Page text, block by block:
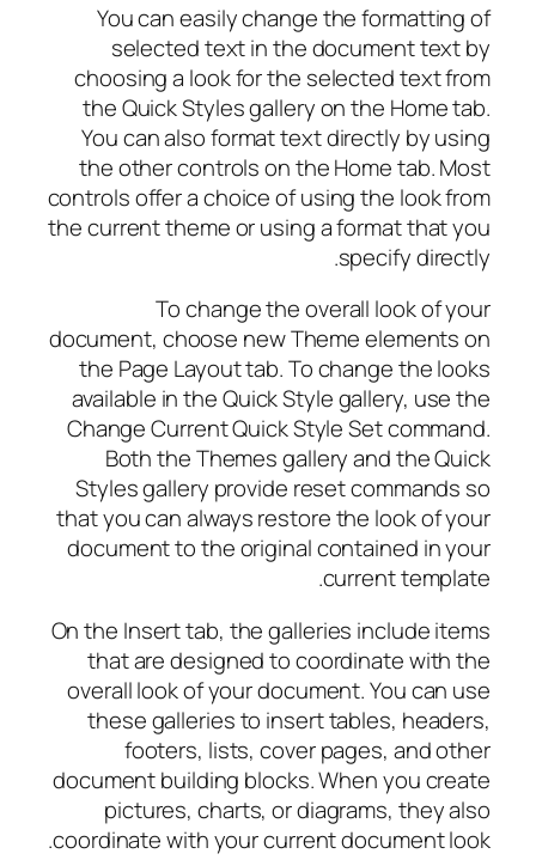
You can easily change the formatting of
selected text in the document text by
choosing a look for the selected text from
the Quick Styles gallery on the Home tab.
You can also format text directly by using
the other controls on the Home tab. Most
controls offer a choice of using the look from
the current theme or using a format that you
specify directly.
To change the overall look of your
document, choose new Theme elements on
the Page Layout tab. To change the looks
available in the Quick Style gallery, use the
Change Current Quick Style Set command.
Both the Themes gallery and the Quick
Styles gallery provide reset commands so
that you can always restore the look of your
document to the original contained in your
current template.
On the Insert tab, the galleries include items
that are designed to coordinate with the
overall look of your document. You can use
these galleries to insert tables, headers,
footers, lists, cover pages, and other
document building blocks. When you create
pictures, charts, or diagrams, they also
coordinate with your current document look.